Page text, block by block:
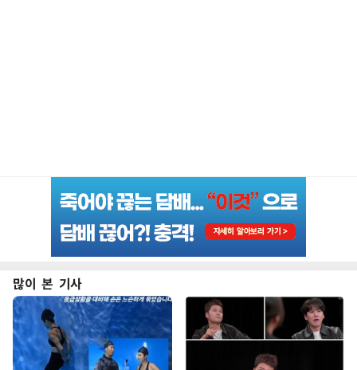
많이 본 기사